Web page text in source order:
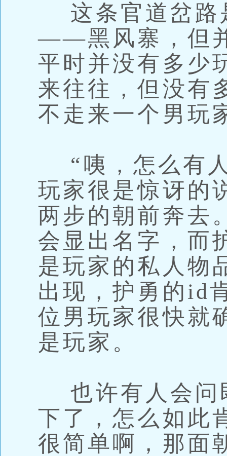
这条官道岔路
——黑风寨，但
平时并没有多少
来往往，但没有
不走来一个男玩
“咦，怎么有
玩家很是惊讶的
两步的朝前奔去
会显出名字，而
是玩家的私人物
出现，护勇的id
位男玩家很快就
是玩家。
也许有人会问
下了，怎么如此
很简单啊，那面